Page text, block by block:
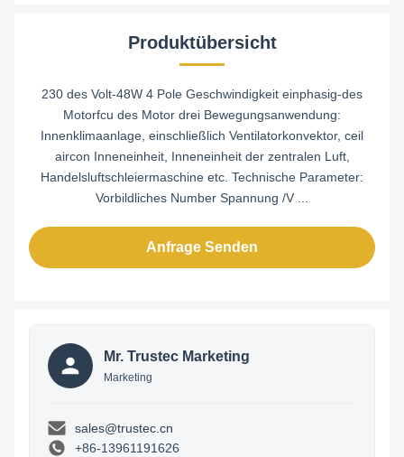
Produktübersicht
230 des Volt-48W 4 Pole Geschwindigkeit einphasig-des
Motorfcu des Motor drei Bewegungsanwendung:
Innenklimaanlage, einschließlich Ventilatorkonvektor, ceil
aircon Inneneinheit, Inneneinheit der zentralen Luft,
Handelsluftschleiermaschine etc. Technische Parameter:
Vorbildliches Number Spannung /V ...
Anfrage Senden
Mr. Trustec Marketing
Marketing
sales@trustec.cn
+86-13961191626